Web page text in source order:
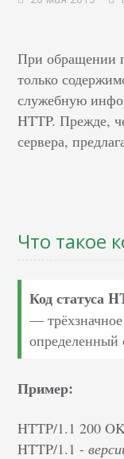
При обращении
только
служебную
HTTP. Прежде,
сервера,
Что такое
Код статуса
— трёхзначное
определенный
Пример:
HTTP/1.1 200
HTTP/1.1 -